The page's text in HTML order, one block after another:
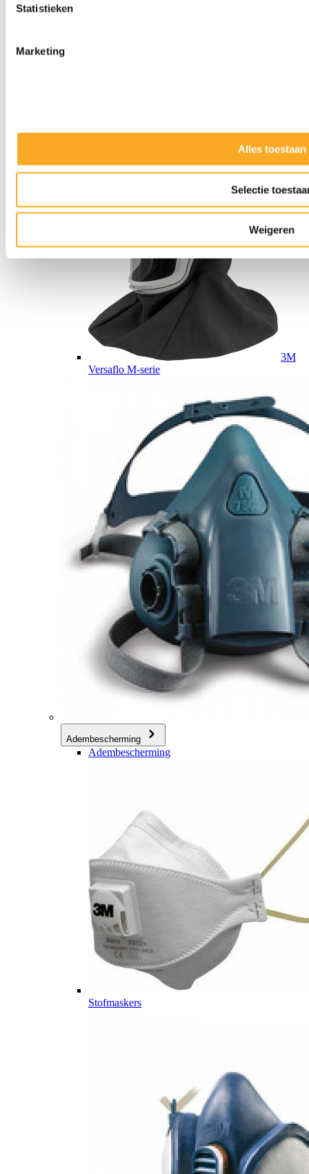
Statistieken
Marketing
Alles toestaan
Selectie
Weigeren
Slijpkappen
3M
Versaflo M-serie
Adembescherming
Adembescherming
Stofmaskers